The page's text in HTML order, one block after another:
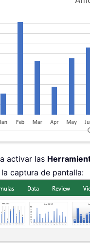
activar las
la captura de pantalla: